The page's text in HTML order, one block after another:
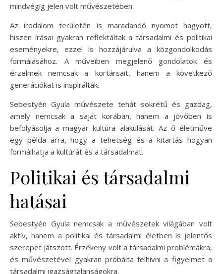
mindvégig jelen volt művészetében.
Az irodalom területén is maradandó nyomot hagyott,
hiszen írásai gyakran reflektáltak a társadalmi és politikai
eseményekre, ezzel is hozzájárulva a közgondolkodás
formálásához. A műveiben megjelenő gondolatok és
érzelmek nemcsak a kortársait, hanem a következő
generációkat is inspirálták.
Sebestyén Gyula művészete tehát sokrétű és gazdag,
amely nemcsak a saját korában, hanem a jövőben is
befolyásolja a magyar kultúra alakulását. Az ő életműve
egy példa arra, hogy a tehetség és a kitartás hogyan
formálhatja a kultúrát és a társadalmat.
Politikai és társadalmi
hatásai
Sebestyén Gyula nemcsak a művészetek világában volt
aktív, hanem a politikai és társadalmi életben is jelentős
szerepet játszott. Érzékeny volt a társadalmi problémákra,
és művészetével gyakran próbálta felhívni a figyelmet a
társadalmi igazságtalanságokra.